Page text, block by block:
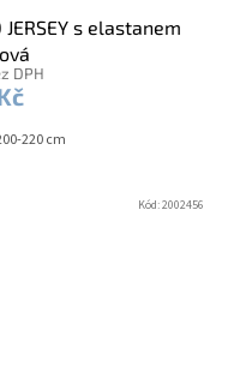
s elastanem
DPH
220 cm
Kód:2002456